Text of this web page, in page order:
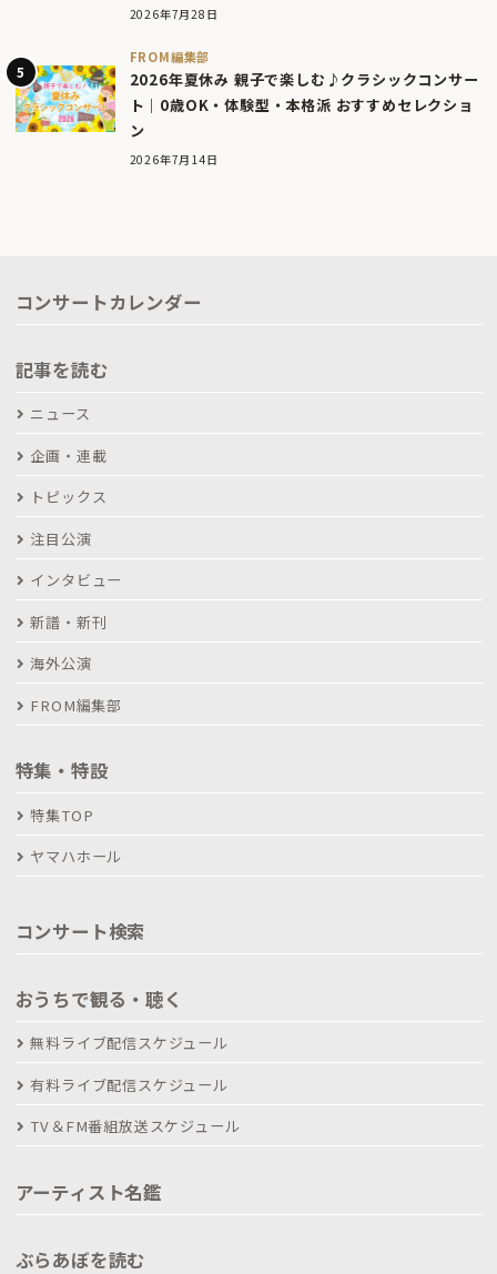
2026年7月28日
FROM編集部
2026年夏休み 親子で楽しむ♪クラシックコンサー
ト｜0歳OK・体験型・本格派 おすすめセレクショ
ン
2026年7月14日
コンサートカレンダー
記事を読む
ニュース
企画・連載
トピックス
注目公演
インタビュー
新譜・新刊
海外公演
FROM編集部
特集・特設
特集TOP
ヤマハホール
コンサート検索
おうちで観る・聴く
無料ライブ配信スケジュール
有料ライブ配信スケジュール
TV＆FM番組放送スケジュール
アーティスト名鑑
ぶらあぼを読む